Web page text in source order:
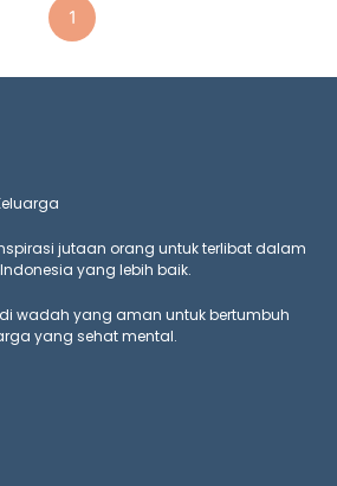
1
jutaan orang untuk terlibat dalam
yang lebih baik.
wadah yang aman untuk bertumbuh
yang sehat mental.